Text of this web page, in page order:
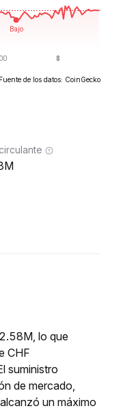
Fuente de los datos: CoinGecko
lo que
CHF
suministro
de mercado,
un máximo